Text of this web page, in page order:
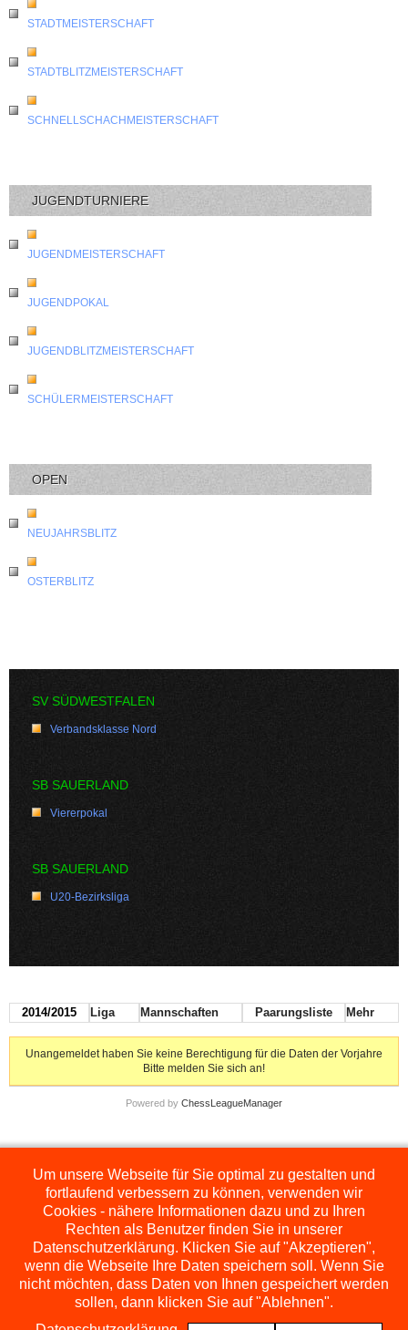
STADTMEISTERSCHAFT
STADTBLITZMEISTERSCHAFT
SCHNELLSCHACHMEISTERSCHAFT
JUGENDTURNIERE
JUGENDMEISTERSCHAFT
JUGENDPOKAL
JUGENDBLITZMEISTERSCHAFT
SCHÜLERMEISTERSCHAFT
OPEN
NEUJAHRSBLITZ
OSTERBLITZ
SV SÜDWESTFALEN
Verbandsklasse Nord
SB SAUERLAND
Viererpokal
SB SAUERLAND
U20-Bezirksliga
2014/2015 Liga Mannschaften Paarungsliste Mehr
Unangemeldet haben Sie keine Berechtigung für die Daten der Vorjahre
Bitte melden Sie sich an!
Powered by ChessLeagueManager
Die hier dargestellten Ligen werden extern angezeigt und befinden sich im
Orginal aufhttp://www.schachbezirksauerland.de/635/2/index.php
Um unsere Webseite für Sie optimal zu gestalten und
fortlaufend verbessern zu können, verwenden wir
Cookies - nähere Informationen dazu und zu Ihren
Rechten als Benutzer finden Sie in unserer
Datenschutzerklärung. Klicken Sie auf "Akzeptieren",
wenn die Webseite Ihre Daten speichern soll. Wenn Sie
nicht möchten, dass Daten von Ihnen gespeichert werden
sollen, dann klicken Sie auf "Ablehnen".